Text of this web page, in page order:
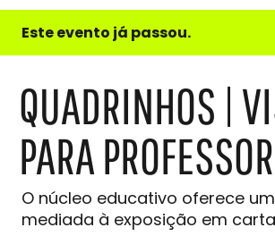
e
do
Este evento já passou.
QUADRINHOS |
PARA
O núcleo educativo oferece
mediada à exposição em